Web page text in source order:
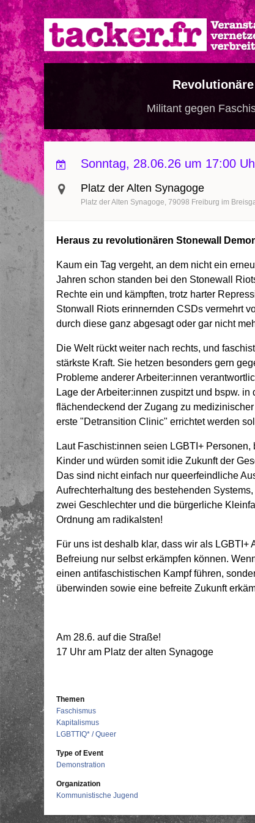
Direkt
zum
Inhalt
Militant gegen
Sonntag, 28.06.26 um 17:00
Platz der Alten Synagoge
Platz der Alten Synagoge 79098 Freiburg im
Heraus zu revolutionären Stonewall
Kaum ein Tag vergeht, an dem nicht ein
Jahren schon standen bei den Stonewall
Rechte ein und kämpften, trotz harter
Stonwall Riots erinnernden CSDs vermehrt
durch diese ganz abgesagt oder gar nicht
Die Welt rückt weiter nach rechts, und
stärkste Kraft. Sie hetzen besonders gern
Probleme anderer Arbeiter:innen
Lage der Arbeiter:innen zuspitzt und bspw.
flächendeckend der Zugang zu
erste "Detransition Clinic" errichtet werden
Laut Faschist:innen seien LGBTI+
Kinder und würden somit idie Zukunft der
Das sind nicht einfach nur queerfeindliche
Aufrechterhaltung des bestehenden
zwei Geschlechter und die bürgerliche
Ordnung am radikalsten!
Für uns ist deshalb klar, dass wir als
Befreiung nur selbst erkämpfen können.
einen antifaschistischen Kampf führen,
überwinden sowie eine befreite Zukunft
Am 28.6. auf die Straße!
17 Uhr am Platz der alten Synagoge
Themen
Faschismus
Kapitalismus
LGBTTIQ* / Queer
Type of Event
Demonstration
Organization
Kommunistische Jugend